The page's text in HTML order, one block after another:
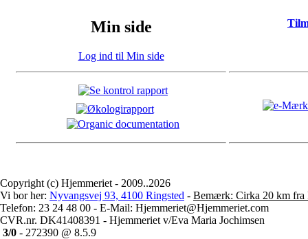
Min side
Log ind til Min side
Copyright (c) Hjemmeriet - 2009..2026
Vi bor her: Nyvangsvej 93, 4100 Ringsted - Bemærk: Cirka 20 km fra
Telefon: 23 24 48 00 - E-Mail: Hjemmeriet@Hjemmeriet.com
CVR.nr. DK41408391 - Hjemmeriet v/Eva Maria Jochimsen
3/0 - 272390 @ 8.5.9